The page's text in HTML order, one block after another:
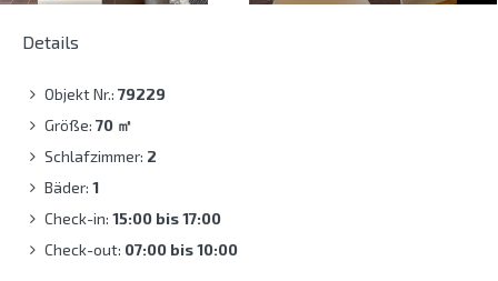
Details
Objekt Nr.: 79229
Größe: 70 ㎡
Schlafzimmer: 2
Bäder: 1
Check-in: 15:00 bis 17:00
Check-out: 07:00 bis 10:00